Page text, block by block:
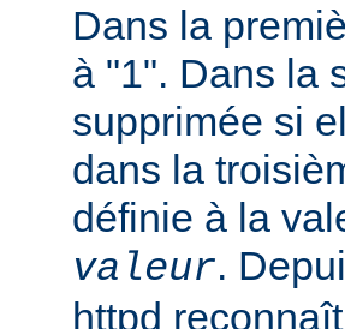
Dans la
à "1". Dans la
supprimée si
dans la
définie à la
valeur.
httpd